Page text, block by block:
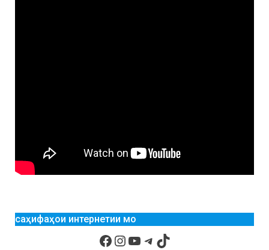
саҳифаҳои интернетии мо